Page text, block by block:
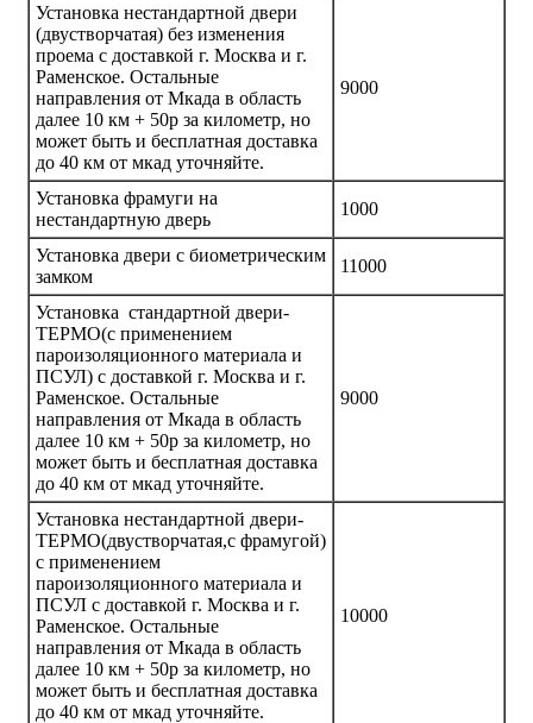
Установка нестандартной двери
(двустворчатая) без изменения
проема с доставкой г. Москва и г.
Раменское. Остальные
направления от Мкада в область
далее 10 км + 50р за километр, но
может быть и бесплатная доставка
до 40 км от мкад уточняйте.
9000
Установка фрамуги на
нестандартную дверь
1000
Установка двери с биометрическим
замком
11000
Установка стандартной двери-
ТЕРМО(с применением
пароизоляционного материала и
ПСУЛ) с доставкой г. Москва и г.
Раменское. Остальные
направления от Мкада в область
далее 10 км + 50р за километр, но
может быть и бесплатная доставка
до 40 км от мкад уточняйте.
9000
Установка нестандартной двери-
ТЕРМО(двустворчатая,с фрамугой)
с применением
пароизоляционного материала и
ПСУЛ с доставкой г. Москва и г.
Раменское. Остальные
направления от Мкада в область
далее 10 км + 50р за километр, но
может быть и бесплатная доставка
до 40 км от мкад уточняйте.
10000